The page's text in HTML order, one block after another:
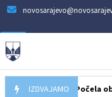
IZDVAJAMO
05.08.2026 Počela obnova